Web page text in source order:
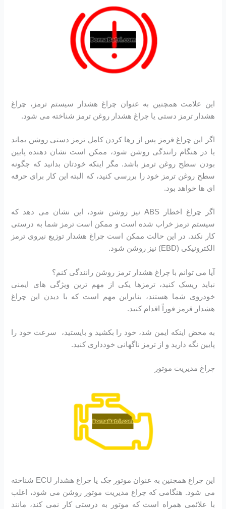
این علامت همچنین به عنوان چراغ هشدار سیستم ترمز، چراغ
هشدار ترمز دستی یا چراغ هشدار روغن ترمز شناخته می شود.
اگر این چراغ قرمز پس از رها کردن کامل ترمز دستی روشن بماند
یا در هنگام رانندگی روشن شود، ممکن است نشان دهنده پایین
بودن سطح روغن ترمز باشد. مگر اینکه خودتان بدانید که چگونه
سطح روغن ترمز خود را بررسی کنید، که البته این کار برای حرفه
ای ها خواهد بود.
اگر چراغ اخطار ABS نیز روشن شود، این نشان می دهد که
سیستم ترمز خراب شده است و ممکن است ترمز شما به درستی
کار نکند. در این حالت ممکن است چراغ هشدار توزیع نیروی ترمز
الکترونیکی (EBD) نیز روشن شود.
آیا می توانم با چراغ هشدار ترمز روشن رانندگی کنم؟
نباید ریسک کنید، ترمزها یکی از مهم ترین ویژگی های ایمنی
خودروی شما هستند، بنابراین مهم است که با دیدن این چراغ
هشدار قرمز فوراً اقدام کنید.
به محض اینکه ایمن شد، خود را بکشید و بایستید، سرعت خود را
پایین نگه دارید و از ترمز ناگهانی خودداری کنید.
چراغ مدیریت موتور
این چراغ همچنین به عنوان موتور چک یا چراغ هشدار ECU شناخته
می شود. هنگامی که چراغ مدیریت موتور روشن می شود، اغلب
با علائمی همراه است که موتور به درستی کار نمی کند، مانند